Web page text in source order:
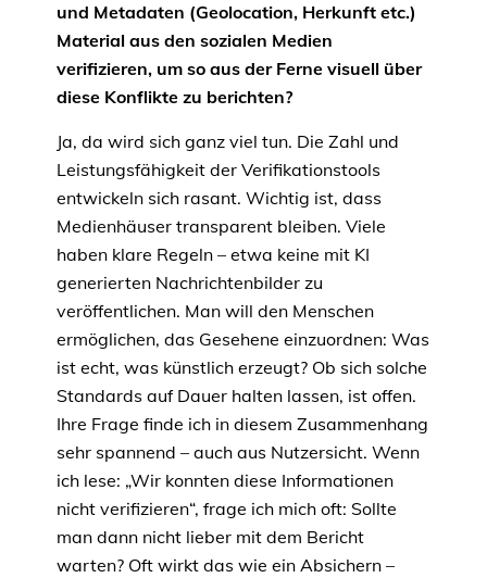
und Metadaten (Geolocation, Herkunft etc.)
Material aus den sozialen Medien
verifizieren, um so aus der Ferne visuell über
diese Konflikte zu berichten?
Ja, da wird sich ganz viel tun. Die Zahl und
Leistungsfähigkeit der Verifikationstools
entwickeln sich rasant. Wichtig ist, dass
Medienhäuser transparent bleiben. Viele
haben klare Regeln – etwa keine mit KI
generierten Nachrichtenbilder zu
veröffentlichen. Man will den Menschen
ermöglichen, das Gesehene einzuordnen: Was
ist echt, was künstlich erzeugt? Ob sich solche
Standards auf Dauer halten lassen, ist offen.
Ihre Frage finde ich in diesem Zusammenhang
sehr spannend – auch aus Nutzersicht. Wenn
ich lese: „Wir konnten diese Informationen
nicht verifizieren“, frage ich mich oft: Sollte
man dann nicht lieber mit dem Bericht
warten? Oft wirkt das wie ein Absichern –